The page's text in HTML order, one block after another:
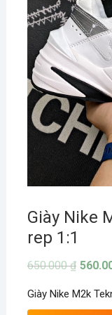
Giày Nike
rep 1:1
650.000₫
Giày Nike M2k